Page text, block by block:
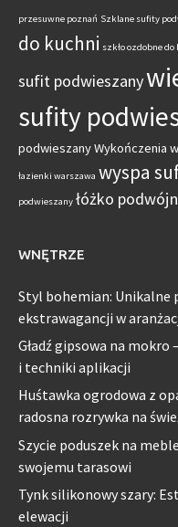
przesuwne poznań Szklane sufity
do kuchni szkło ozdobne do
sufit podwieszany
sufity
podwieszanyWykończenia
łazienki warszawa wyspa
podwieszany łóżko
WNĘTRZE
Styl bohemian: Unikalne
ekstrawagancji w
Gładź gipsowa na mokro
i techniki aplikacji
Huśtawka ogrodowa z
radosna rozrywka na
Szycie poduszek na
swojemu tarasowi
Tynk silikonowy szary:
elewacji